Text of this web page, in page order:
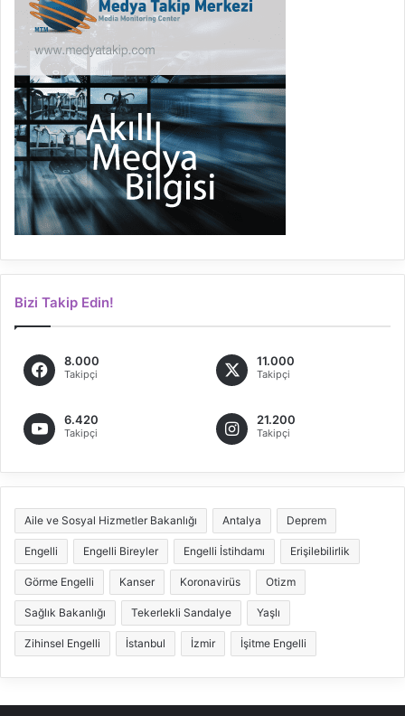
Bizi Takip Edin!
8.000
Takipçi
11.000
Takipçi
6.420
Takipçi
21.200
Takipçi
Aile ve Sosyal Hizmetler Bakanlığı Antalya Deprem
Engelli Engelli Bireyler Engelli İstihdamı Erişilebilirlik
Görme Engelli Kanser Koronavirüs Otizm
Sağlık Bakanlığı Tekerlekli Sandalye Yaşlı
Zihinsel Engelli İstanbul İzmir İşitme Engelli